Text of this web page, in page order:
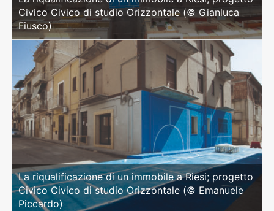
Civico Civico di studio Orizzontale (© Gianluca
Fiusco)
La riqualificazione di un immobile a Riesi; progetto
Civico Civico di studio Orizzontale (© Emanuele
Piccardo)